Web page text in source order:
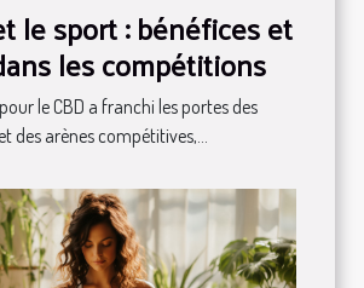
le sport : bénéfices et
les compétitions
le CBD a franchi les portes des
des arènes compétitives,...